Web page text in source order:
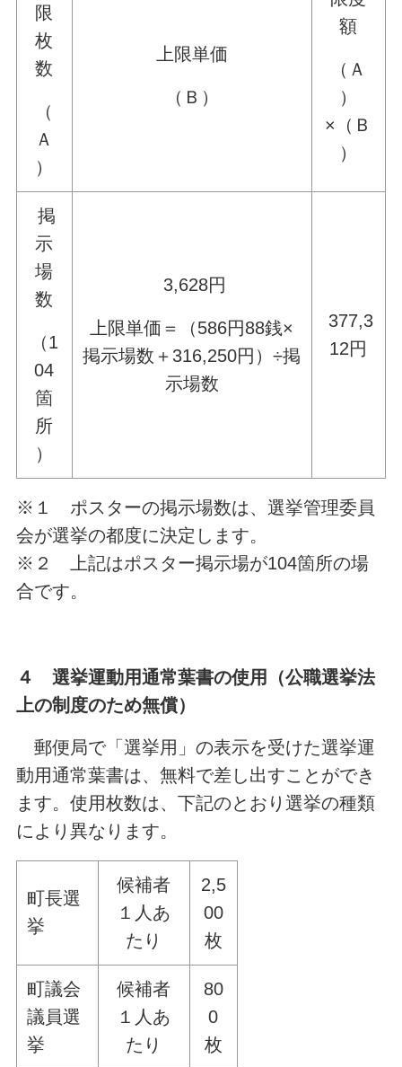
限
枚
数
（
Ａ
）
上限単価
（Ｂ）
額
（Ａ
）
×（Ｂ
）
掲
示
場
数
（1
04
箇
所
）
3,628円
上限単価＝（586円88銭×
掲示場数＋316,250円）÷掲
示場数
377,3
12円
※１ ポスターの掲示場数は、選挙管理委員
会が選挙の都度に決定します。
※２ 上記はポスター掲示場が104箇所の場
合です。
４ 選挙運動用通常葉書の使用（公職選挙法
上の制度のため無償）
郵便局で「選挙用」の表示を受けた選挙運
動用通常葉書は、無料で差し出すことができ
ます。使用枚数は、下記のとおり選挙の種類
により異なります。
町長選
挙
候補者
１人あ
たり
2,5
00
枚
町議会
議員選
挙
候補者
１人あ
たり
80
0
枚